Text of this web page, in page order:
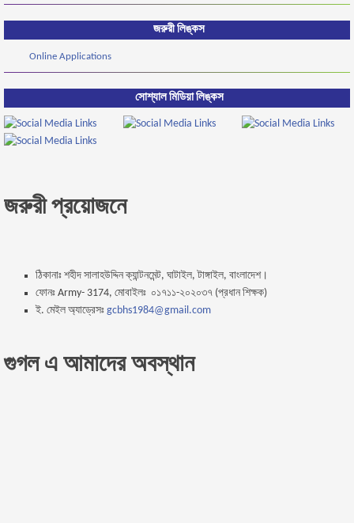
জরুরী লিঙ্কস
Online Applications
সোশ্যাল মিডিয়া লিঙ্কস
জরুরী প্রয়োজনে
ঠিকানাঃ শহীদ সালাহউদ্দিন ক্যান্টনমেন্ট, ঘাটাইল, টাঙ্গাইল, বাংলাদেশ।
ফোনঃ Army- 3174, মোবাইলঃ ০১৭১১-২০২০৩৭ (প্রধান শিক্ষক)
ই. মেইল অ্যাড্রেসঃ gcbhs1984@gmail.com
গুগল এ আমাদের অবস্থান